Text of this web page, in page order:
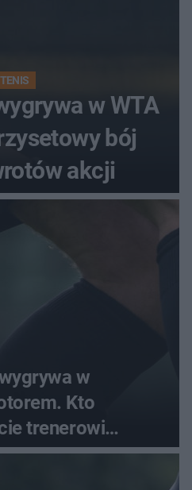
TENIS
w WTA
bój
akcji
w
Kto
trenerowi